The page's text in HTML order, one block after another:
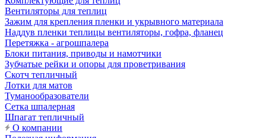
Вентиляторы для теплиц
Зажим для крепления пленки и укрывного материала
Наддув пленки теплицы вентиляторы, гофра, фланец
Перетяжка - агрошпалера
Блоки питания, приводы и намотчики
Зубчатые рейки и опоры для проветривания
Скотч тепличный
Лотки для матов
Туманообразователи
Сетка шпалерная
Шпагат тепличный
О компании